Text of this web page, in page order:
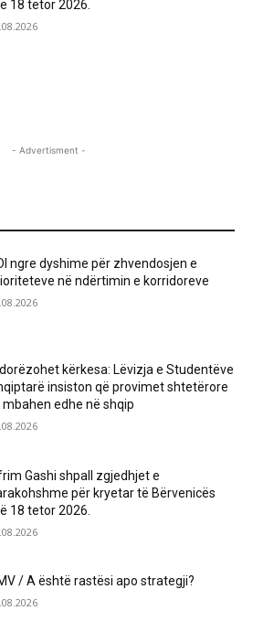
18 tetor 2026.
- Advertisment -
ngre dyshime për zhvendosjen e
në ndërtimin e korridoreve
kërkesa: Lëvizja e Studentëve
insiston që provimet shtetërore
mbahen edhe në shqip
Gashi shpall zgjedhjet e
për kryetar të Bërvenicës
18 tetor 2026.
/ A është rastësi apo strategji?